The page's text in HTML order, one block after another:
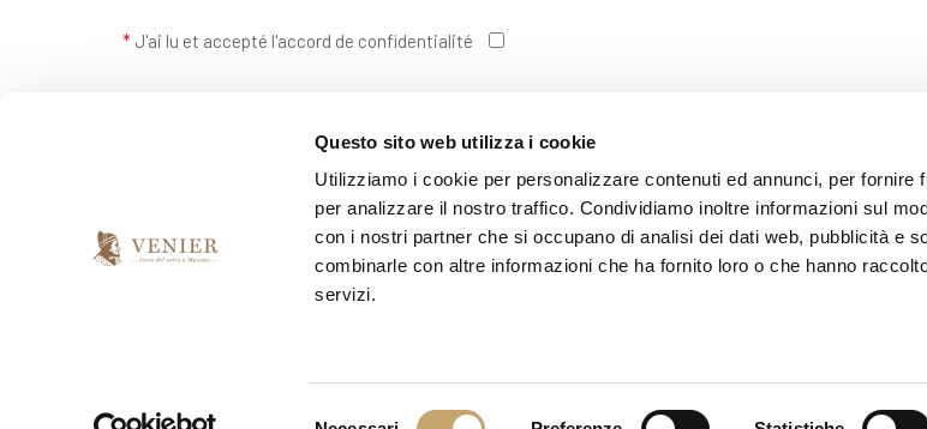
Questo sito web utilizza i cookie
Utilizziamo i cookie per personalizzare contenuti ed annunci, per fornire
per analizzare il nostro traffico. Condividiamo inoltre informazioni sul
con i nostri partner che si occupano di analisi dei dati web, pubblicità e
combinarle con altre informazioni che ha fornito loro o che hanno
servizi.
* J'ai lu et accepté l'accord de confidentialité
Je souhaite recevoir votre newsletter
ENVOYER